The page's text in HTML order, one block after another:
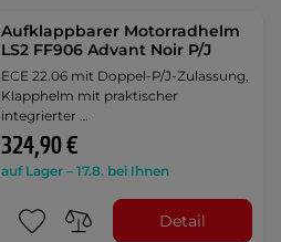
Aufklappbarer Motorradhelm
LS2 FF906 Advant Noir P/J
ECE 22.06 mit Doppel-P/J-Zulassung,
Klapphelm mit praktischer
integrierter …
324,90 €
auf Lager – 17.8. bei Ihnen
Detail